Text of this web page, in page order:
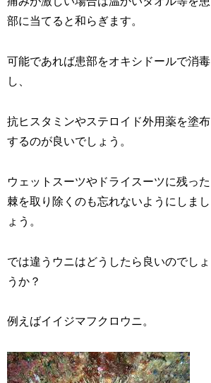
部に当てると和らぎます。
可能であれば患部をオキシドールで消毒
し、
抗ヒスタミンやステロイド外用薬を塗布
するのが良いでしょう。
ウェットスーツやドライスーツに残った
棘を取り除くのも忘れないようにしまし
ょう。
では違うウニはどうしたら良いのでしょ
うか？
例えばイイジマフクロウニ。